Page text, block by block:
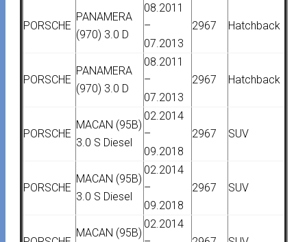
PORSCHE
PANAMERA
(970) 3.0 D
08.2011
–
07.2013
2967 Hatchback
PORSCHE
PANAMERA
(970) 3.0 D
08.2011
–
07.2013
2967 Hatchback
PORSCHE
MACAN (95B)
3.0 S Diesel
02.2014
–
09.2018
2967 SUV
PORSCHE
MACAN (95B)
3.0 S Diesel
02.2014
–
09.2018
2967 SUV
MACAN (95B)
02.2014